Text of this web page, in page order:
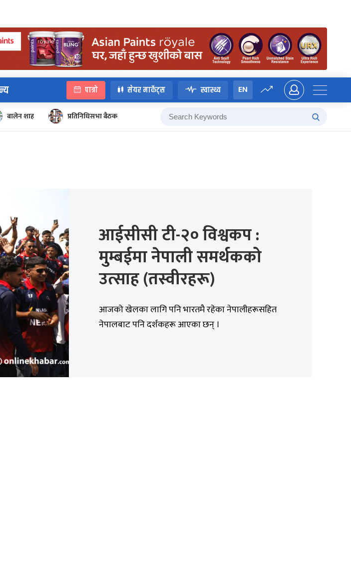
पात्रो सेयर मार्केट्स स्वास्थ्य EN
बालेन शाह प्रतिनिधिसभा बैठक
आईसीसी टी-२० विश्वकप :
मुम्बईमा नेपाली समर्थकको
उत्साह (तस्वीरहरू)
आजको खेलका लागि पनि भारतमै रहेका नेपालीहरूसहित
नेपालबाट पनि दर्शकहरू आएका छन् ।